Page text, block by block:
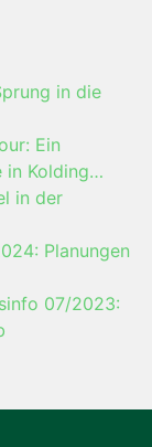
in die
Ein
in Kolding…
in der
Planungen
07/2023: